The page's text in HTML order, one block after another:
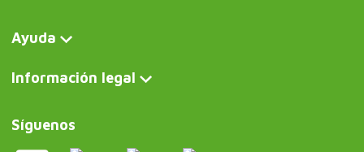
Ayuda
Información legal
Síguenos